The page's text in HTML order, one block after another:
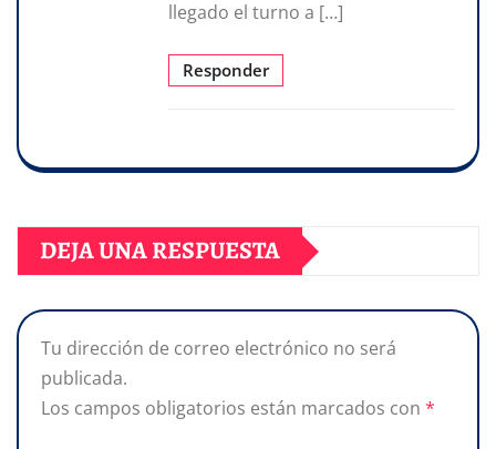
llegado el turno a […]
Responder
DEJA UNA RESPUESTA
Tu dirección de correo electrónico no será
publicada.
Los campos obligatorios están marcados con *